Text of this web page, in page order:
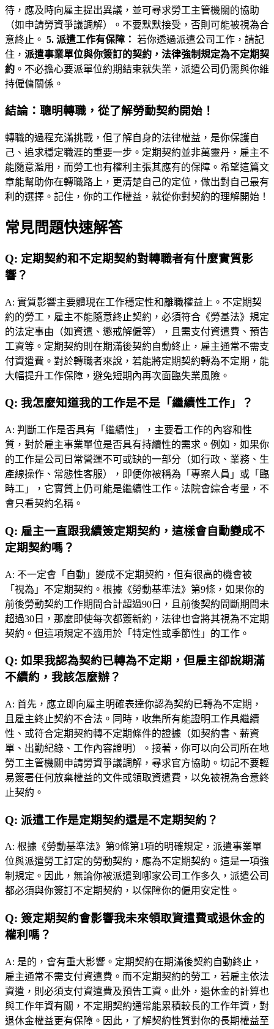
待，應及時向雇主提出異議，並可尋求勞工主管機關的協助
（如申請勞資爭議調解）。不要默默接受，否則可能被視為合
意終止。 5. 派遣工作有保障： 若你透過派遣公司工作，請記
住， 派遣事業單位與你簽訂的契約，法律強制規定為不定期契
約 。不必擔心要派單位約期結束就失業，派遣公司仍需與你維
持僱傭關係。
結論：聰明轉職，從了解勞動契約開始！
轉職的過程充滿挑戰，但了解自身的法律權益，是你保護自
己、追求穩定職涯的重要一步。定期契約並非萬靈丹，雇主不
能隨意濫用，而勞工也有權利主張其應有的保障。希望這篇文
章能幫助你在轉職路上，更清楚自己的定位，做出對自己最有
利的選擇。記住，你的工作權益，就從你對契約的理解開始！
常見問題快速解答
Q: 定期契約和不定期契約對轉職者有什麼實質影
響？
A: 實質影響主要體現在工作穩定性和離職權益上。不定期契
約的勞工，雇主不能隨意終止契約，必須符合《勞基法》規定
的法定事由（如資遣、懲戒解僱等），且需支付資遣費、預告
工資等。定期契約則在期滿後契約自動終止，雇主通常不需支
付資遣費。對於轉職者來說，若能將定期契約轉為不定期，能
大幅提升工作保障，避免短期內再次面臨失業風險。
Q: 我怎麼知道我的工作是不是「繼續性工作」？
A: 判斷工作是否具有「繼續性」，主要看工作的內容和性
質，對於雇主事業單位是否具有持續性的需求。例如，如果你
的工作是公司日常營運不可或缺的一部分（如行政、業務、生
產線操作、常態性客服），即便你被稱為「專案人員」或「臨
時工」，它實質上仍可能是繼續性工作。法院會綜合考量，不
會只看契約名稱。
Q: 雇主一直跟我續簽定期契約，這樣會自動變成不
定期契約嗎？
A: 不一定會「自動」變成不定期契約，但有很高的機會被
「視為」不定期契約。根據《勞動基準法》第9條，如果你的
前後勞動契約工作期間合計超過90日，且前後契約間斷期間未
超過30日，那麼即使每次都簽新約，法律也會將其視為不定期
契約。但這項規定不適用於「特定性或季節性」的工作。
Q: 如果我認為契約已轉為不定期，但雇主卻說期滿
不續約，我該怎麼辦？
A: 首先，應立即向雇主明確表達你認為契約已轉為不定期，
且雇主終止契約不合法。同時，收集所有能證明工作具繼續
性、或符合定期契約轉不定期條件的證據（如契約書、薪資
單、出勤紀錄、工作內容證明）。接著，你可以向公司所在地
勞工主管機關申請勞資爭議調解，尋求官方協助。切記不要輕
易簽署任何放棄權益的文件或領取資遣費，以免被視為合意終
止契約。
Q: 派遣工作是定期契約還是不定期契約？
A: 根據《勞動基準法》第9條第1項的明確規定，派遣事業單
位與派遣勞工訂定的勞動契約，應為不定期契約。這是一項強
制規定。因此，無論你被派遣到哪家公司工作多久，派遣公司
都必須與你簽訂不定期契約，以保障你的僱用安定性。
Q: 簽定期契約會影響我未來領取資遣費或退休金的
權利嗎？
A: 是的，會有重大影響。定期契約在期滿後契約自動終止，
雇主通常不需支付資遣費。而不定期契約的勞工，若雇主依法
資遣，則必須支付資遣費及預告工資。此外，退休金的計算也
與工作年資有關，不定期契約通常能累積較長的工作年資，對
退休金權益更有保障。因此，了解契約性質對你的長期權益至